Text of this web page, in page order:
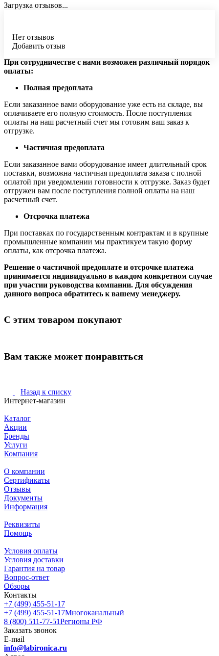
Загрузка отзывов...
Нет отзывов
Добавить отзыв
При сотрудничестве с нами возможен различный порядок
оплаты:
Полная предоплата
Если заказанное вами оборудование уже есть на складе, вы
оплачиваете его полную стоимость. После поступления
оплаты на наш расчетный счет мы готовим ваш заказ к
отгрузке.
Частичная предоплата
Если заказанное вами оборудование имеет длительный срок
поставки, возможна частичная предоплата заказа с полной
оплатой при уведомлении готовности к отгрузке. Заказ будет
отгружен вам после поступления полной оплаты на наш
расчетный счет.
Отсрочка платежа
При поставках по государственным контрактам и в крупные
промышленные компании мы практикуем такую форму
оплаты, как отсрочка платежа.
Решение о частичной предоплате и отсрочке платежа
принимается индивидуально в каждом конкретном случае
при участии руководства компании. Для обсуждения
данного вопроса обратитесь к вашему менеджеру.
С этим товаром покупают
Вам также может понравиться
Назад к списку
Интернет-магазин
Каталог
Акции
Бренды
Услуги
Компания
О компании
Сертификаты
Отзывы
Документы
Информация
Реквизиты
Помощь
Условия оплаты
Условия доставки
Гарантия на товар
Вопрос-ответ
Обзоры
Контакты
+7 (499) 455-51-17
+7 (499) 455-51-17Многоканальный
8 (800) 511-77-51Регионы РФ
Заказать звонок
E-mail
info@labironica.ru